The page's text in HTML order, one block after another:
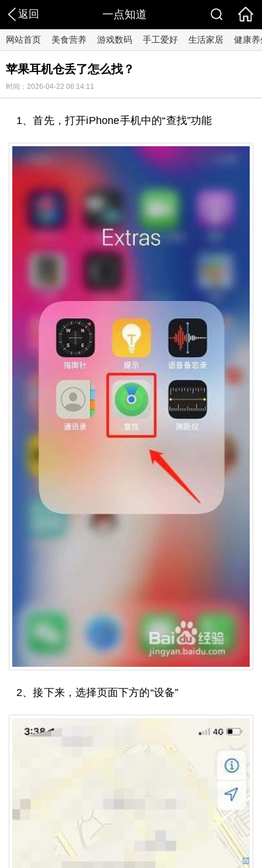
返回 一点知道
网站首页 美食营养 游戏数码 手工爱好 生活家居 健康养
苹果耳机仓丢了怎么找？
时间：2026-04-22 06:14:11
1、首先，打开iPhone手机中的“查找”功能
2、接下来，选择页面下方的“设备”